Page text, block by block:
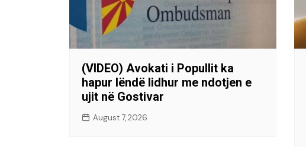
(VIDEO) Avokati i Popullit ka
hapur lëndë lidhur me ndotjen e
ujit në Gostivar
August 7, 2026